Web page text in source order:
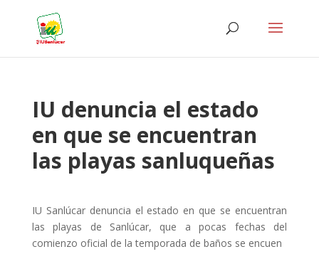
IU denuncia el estado
en que se encuentran
las playas sanluqueñas
IU Sanlúcar denuncia el estado en que se encuentran
las playas de Sanlúcar, que a pocas fechas del
comienzo oficial de la temporada de baños se encuen